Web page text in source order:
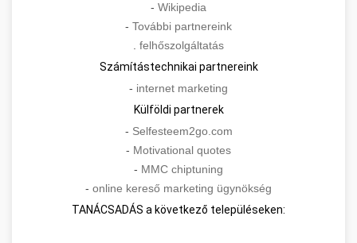
- Wikipedia
- További partnereink
. felhőszolgáltatás
Számítástechnikai partnereink
- internet marketing
Külföldi partnerek
- Selfesteem2go.com
- Motivational quotes
- MMC chiptuning
- online kereső marketing ügynökség
TANÁCSADÁS a következő településeken: